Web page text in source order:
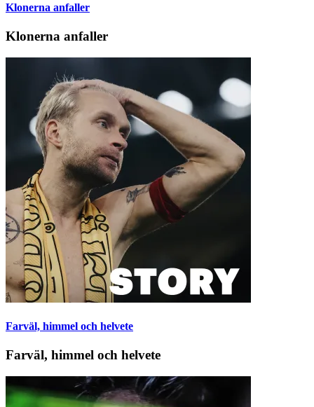
Klonerna anfaller
Klonerna anfaller
Farväl, himmel och helvete
Farväl, himmel och helvete